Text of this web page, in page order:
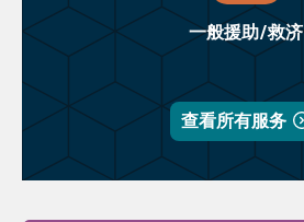
一般援助/救济
查看所有服务